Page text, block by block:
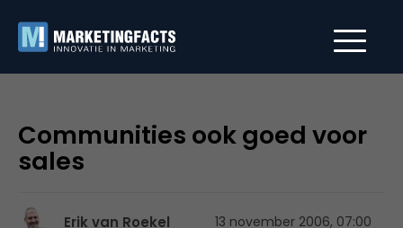
Communities ook goed voor
sales
Erik van Roekel 13 november 2006, 07:00